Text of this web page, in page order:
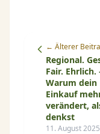
← Älterer
Regional.
Fair. Ehrlich.
Warum dein
Einkauf
verändert,
denkst
11. August 2025